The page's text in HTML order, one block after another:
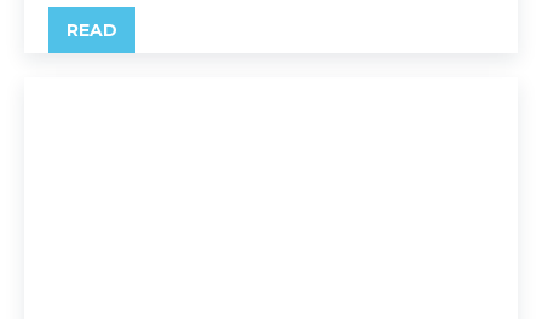
READ